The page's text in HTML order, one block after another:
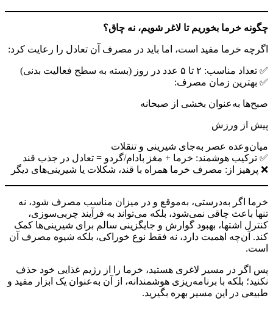
چگونه خرما بخوریم تا لاغر شویم، نه چاق؟
اگرچه خرما مفید است، اما باید در مصرف آن تعادل را رعایت کرد:
✅ تعداد مناسب: ۲ تا ۵ عدد در روز (بسته به سطح فعالیت بدنی)
✅ بهترین زمان مصرف:
صبح‌ها به‌عنوان بخشی از صبحانه
پیش از ورزش
میان‌وعده عصر به‌جای شیرینی و تنقلات
✅ ترکیب هوشمند: خرما + مغز بادام/گردو = تعادل در جذب قند
❌ پرهیز از: مصرف خرما همراه با قند، شکلات یا شیرینی‌های دیگر
خرما اگر به‌درستی، به‌موقع و در میزان مناسب مصرف شود، نه
تنها باعث چاقی نمی‌شود، بلکه می‌تواند به فرآیند چربی‌سوزی،
کنترل اشتها، بهبود گوارش و جایگزینی سالم برای شیرینی‌ها کمک
کند. آن‌چه اهمیت دارد، نه فقط نوع خوراکی، بلکه شیوه مصرف آن
است.
پس اگر در مسیر لاغری هستید، خرما را از رژیم غذایی خود حذف
نکنید؛ بلکه با برنامه‌ریزی هوشمندانه، از آن به‌عنوان یک ابزار مفید و
طبیعی در این مسیر بهره بگیرید.